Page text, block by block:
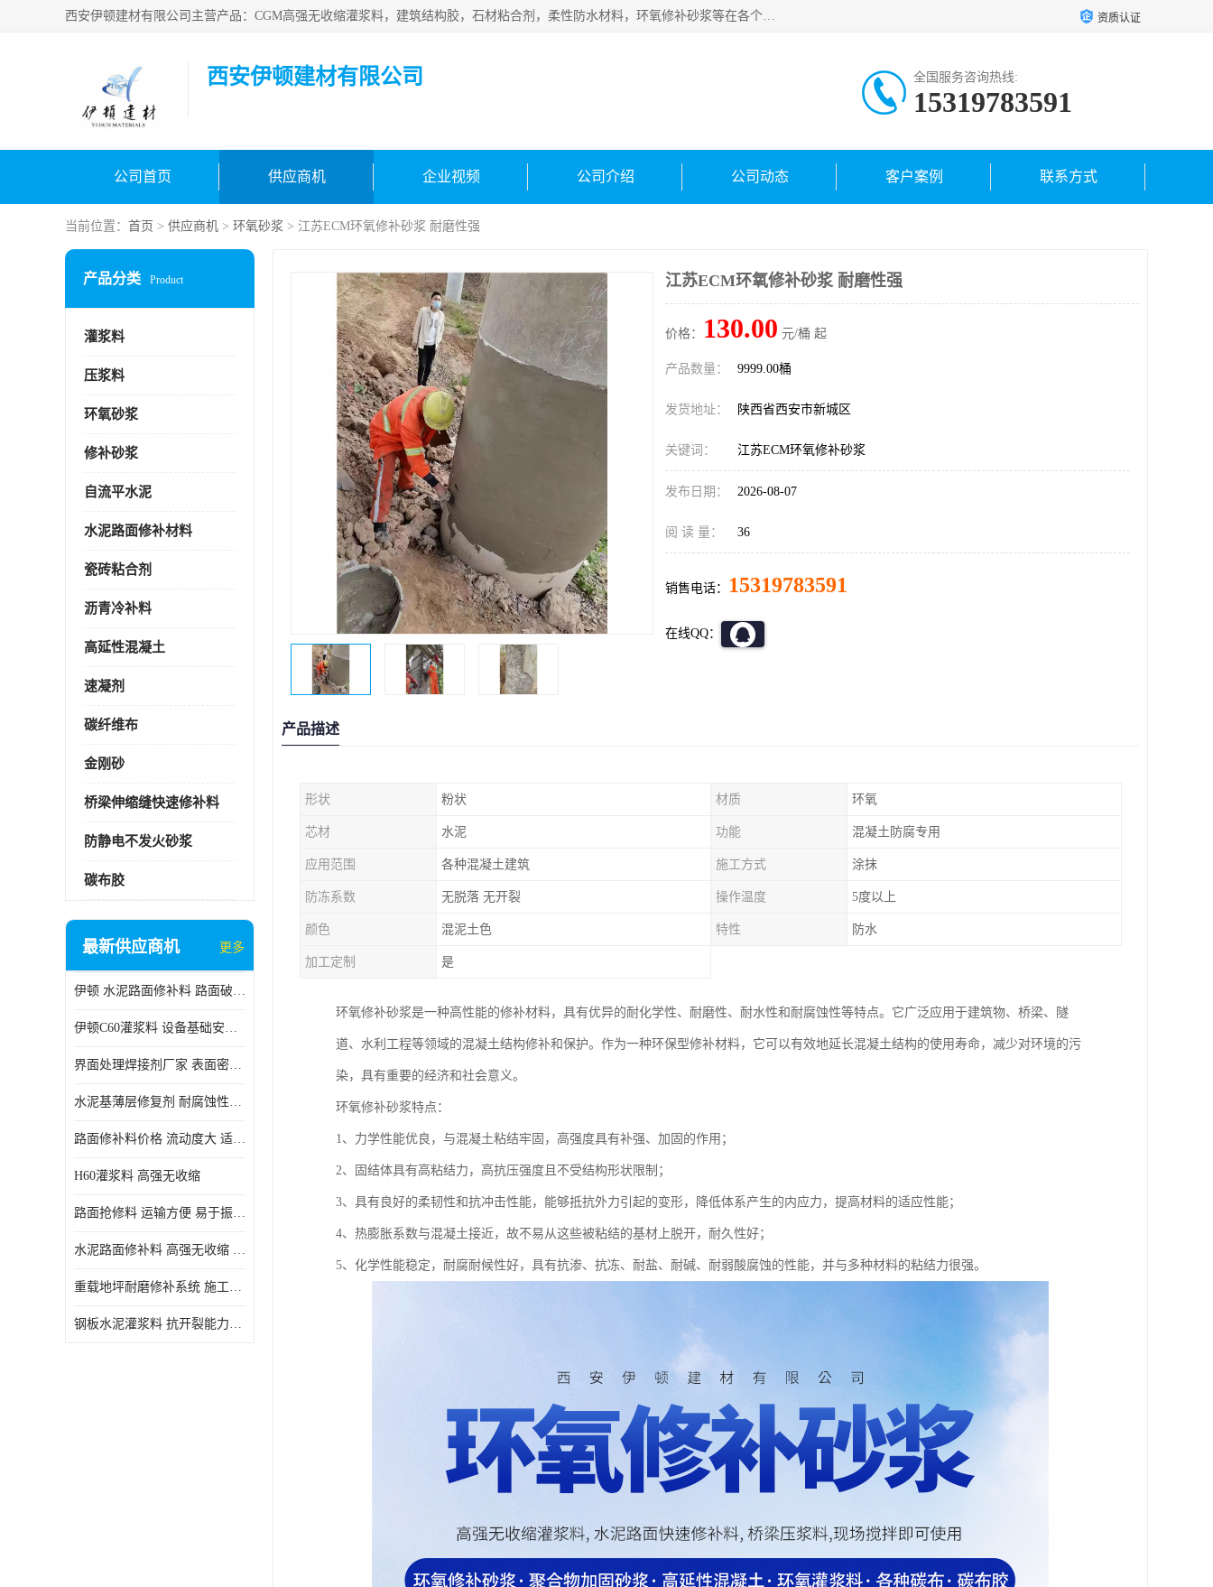
西安伊顿建材有限公司主营产品：CGM高强无收缩灌浆料，建筑结构胶，石材粘合剂，柔性防水材料，环氧修补砂浆等在各个行业得到了客户认可。 资质认证
西安伊顿建材有限公司 全国服务咨询热线:
15319783591
公司首页 供应商机 企业视频 公司介绍 公司动态 客户案例 联系方式
当前位置： 首页 > 供应商机 > 环氧砂浆 > 江苏ECM环氧修补砂浆 耐磨性强
产品分类 Product
灌浆料
压浆料
环氧砂浆
修补砂浆
自流平水泥
水泥路面修补材料
瓷砖粘合剂
沥青冷补料
高延性混凝土
速凝剂
碳纤维布
金刚砂
桥梁伸缩缝快速修补料
防静电不发火砂浆
碳布胶
最新供应商机 更多
伊顿 水泥路面修补料 路面破损起皮快速修补 2小时通车
伊顿C60灌浆料 设备基础安装 梁柱改造加固二次灌浆料
界面处理焊接剂厂家 表面密实 良好的流动性
水泥基薄层修复剂 耐腐蚀性好 适用范围广
路面修补料价格 流动度大 适用范围广
H60灌浆料 高强无收缩
路面抢修料 运输方便 易于振捣密实
水泥路面修补料 高强无收缩 施工和易性好 强度高 韧性好
重载地坪耐磨修补系统 施工期短 易于振捣密实
钢板水泥灌浆料 抗开裂能力强 施工和易性好
江苏ECM环氧修补砂浆 耐磨性强
价格： 130.00 元/桶 起
产品数量： 9999.00桶
发货地址： 陕西省西安市新城区
关键词： 江苏ECM环氧修补砂浆
发布日期： 2026-08-07
阅 读 量： 36
销售电话： 15319783591
在线QQ：
产品描述
形状 粉状 材质 环氧
芯材 水泥 功能 混凝土防腐专用
应用范围 各种混凝土建筑 施工方式 涂抹
防冻系数 无脱落 无开裂 操作温度 5度以上
颜色 混泥土色 特性 防水
加工定制 是
环氧修补砂浆是一种高性能的修补材料，具有优异的耐化学性、耐磨性、耐水性和耐腐蚀性等特点。它广泛应用于建筑物、桥梁、隧
道、水利工程等领域的混凝土结构修补和保护。作为一种环保型修补材料，它可以有效地延长混凝土结构的使用寿命，减少对环境的污
染，具有重要的经济和社会意义。
环氧修补砂浆特点：
1、力学性能优良，与混凝土粘结牢固，高强度具有补强、加固的作用；
2、固结体具有高粘结力，高抗压强度且不受结构形状限制；
3、具有良好的柔韧性和抗冲击性能，能够抵抗外力引起的变形，降低体系产生的内应力，提高材料的适应性能；
4、热膨胀系数与混凝土接近，故不易从这些被粘结的基材上脱开，耐久性好；
5、化学性能稳定，耐腐耐候性好，具有抗渗、抗冻、耐盐、耐碱、耐弱酸腐蚀的性能，并与多种材料的粘结力很强。